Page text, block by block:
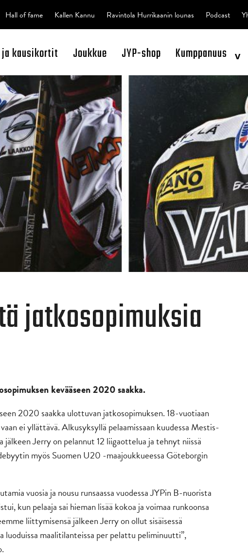
kausikortit Joukkue JYP-shop Kumppanuus ^
Hall of fame Kallen Kannu Ravintola Hurrikaanin lounas Podcast
jatkosopimuksia
kevääseen 2020 saakka.
2020 saakka ulottuvan jatkosopimuksen. 18-vuotiaan
ei yllättävä. Alkusyksyllä pelaamissaan kuudessa Mestis-
Jerry on pelannut 12 liigaottelua ja tehnyt niissä
myös Suomen U20 -maajoukkueessa Göteborgin
vuosia ja nousu runsaassa vuodessa JYPin B-nuorista
kun pelaaja sai hieman lisää kokoa ja voimaa runkoonsa
liittymisensä jälkeen Jerry on ollut sisäisessä
luoduissa maalitilanteissa per pelattu peliminuutti”,